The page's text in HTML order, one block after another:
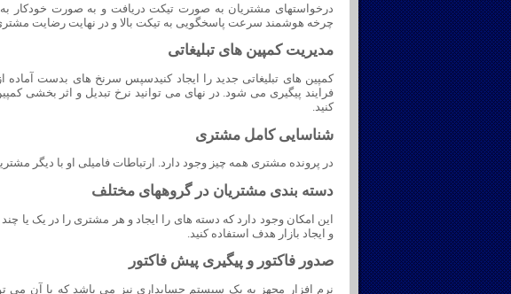
درخواستهای مشتریان به صورت تیکت دریافت و به صورت خودکار به
چرخه هوشمند سرعت پاسخگویی به تیکت بالا و در نهایت رضایت مشتری
مدیریت کمپین های تبلیغاتی
کمپین های تبلیغاتی جدید را ایجاد کنیدسپس سرنخ های بدست
فرایند پیگیری می شود. در نهای می توانید نرخ تبدیل و اثر بخشی
کنید.
شناسایی کامل مشتری
در پرونده مشتری همه چیز وجود دارد. ارتباطات فامیلی او با دیگر
دسته بندی مشتریان در گروههای مختلف
این امکان وجود دارد که دسته های را ایجاد و هر مشتری را در یک یا
و ایجاد بازار هدف استفاده کنید.
صدور فاکتور و پیگیری پیش فاکتور
نرم افزار مجهز به یک سیستم حسابداری نیز می باشد که با آن می